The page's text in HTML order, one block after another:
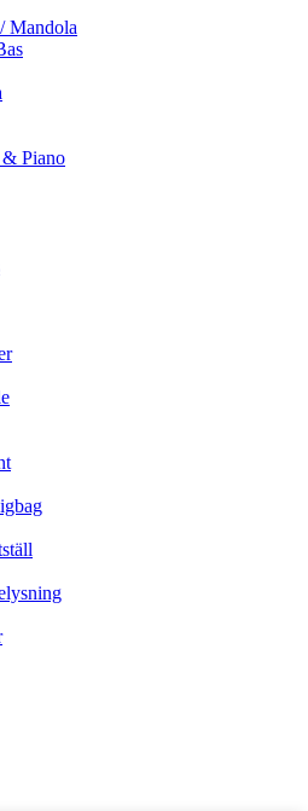
Mandola
Piano